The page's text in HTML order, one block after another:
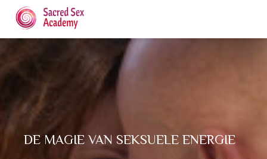
DE MAGIE VAN SEKSUELE ENERGIE